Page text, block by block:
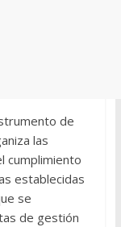
de
las
cumplimiento
establecidas
se
de gestión